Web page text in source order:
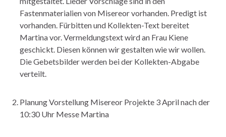
Fastenmaterialien von Misereor vorhanden. Predigt ist
vorhanden. Fürbitten und Kollekten-Text bereitet
Martina vor. Vermeldungstext wird an Frau Kiene
geschickt. Diesen können wir gestalten wie wir wollen.
Die Gebetsbilder werden bei der Kollekten-Abgabe
verteilt.
Planung Vorstellung Misereor Projekte 3 April nach der
10:30 Uhr Messe Martina